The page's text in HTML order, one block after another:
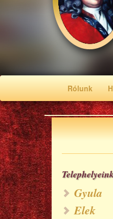
Rólunk
Gyula
Elek